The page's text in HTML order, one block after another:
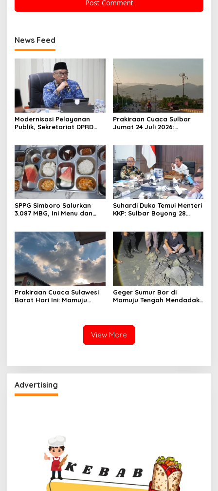
News Feed
Modernisasi Pelayanan
Publik, Sekretariat DPRD
Prakiraan Cuaca Sulbar
Jumat 24 Juli 2026:
SPPG Simboro Salurkan
3.087 MBG, Ini Menu dan
Suhardi Duka Temui Menteri
KKP: Sulbar Boyong 28
Prakiraan Cuaca Sulawesi
Barat Hari Ini: Mamuju
Geger Sumur Bor di
Mamuju Tengah Mendadak
View More
Advertising